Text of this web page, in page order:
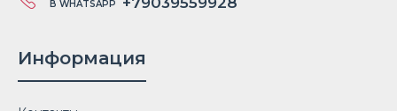
В WHATSAPP
Информация